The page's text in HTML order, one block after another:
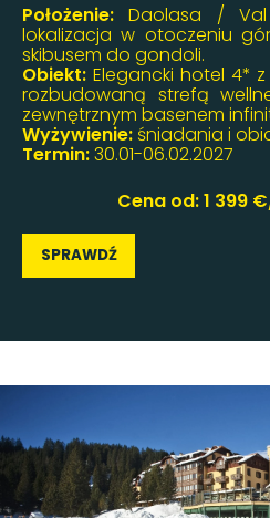
Położenie: Daolasa /
lokalizacja w otoczeniu
skibusem do gondoli.
Obiekt: Elegancki hotel 4*
rozbudowaną strefą
zewnętrznym basenem
Wyżywienie: śniadania i
Termin:30.01-06.02.2027
Cena od: 1 399
SPRAWDŹ